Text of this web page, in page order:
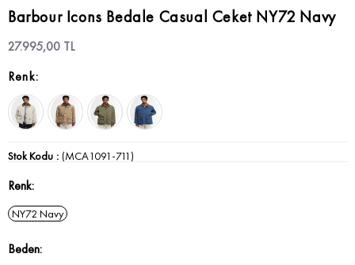
Barbour Icons Bedale Casual Ceket NY72 Navy
27.995,00 TL
Stok Kodu (MCA1091-711)
Renk
NY72 Navy
Beden